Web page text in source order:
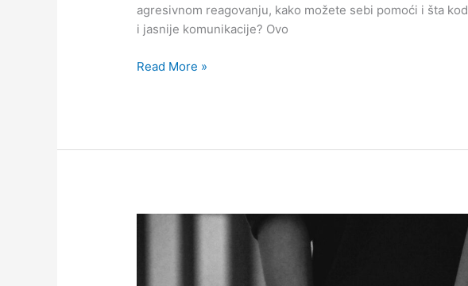
agresivnom reagovanju, kako možete sebi pomoći i šta
i jasnije komunikacije? Ovo
Read More »